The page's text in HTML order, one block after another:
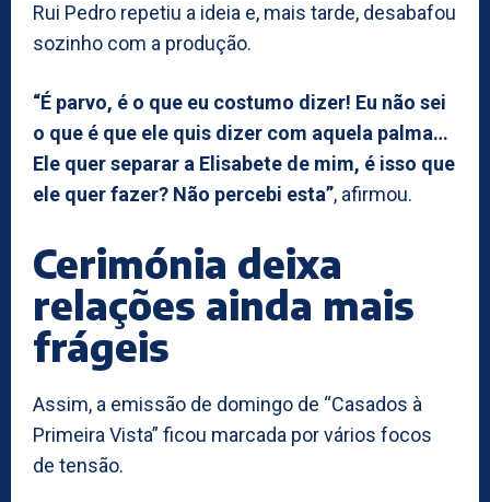
Rui Pedro repetiu a ideia e, mais tarde, desabafou
sozinho com a produção.
“É parvo, é o que eu costumo dizer! Eu não sei
o que é que ele quis dizer com aquela palma…
Ele quer separar a Elisabete de mim, é isso que
ele quer fazer? Não percebi esta”, afirmou.
Cerimónia deixa
relações ainda mais
frágeis
Assim, a emissão de domingo de “Casados à
Primeira Vista” ficou marcada por vários focos
de tensão.